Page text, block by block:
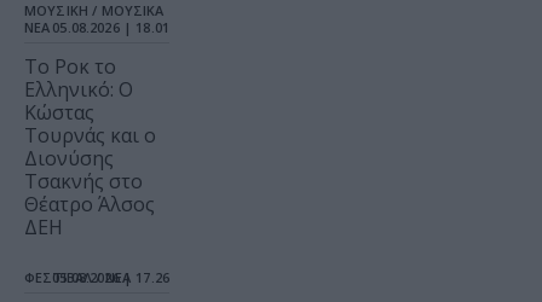
ΜΟΥΣΙΚΗ / ΜΟΥΣΙΚΑ
ΝΕΑ 05.08.2026 | 18.01
Το Ροκ το
Ελληνικό: Ο
Κώστας
Τουρνάς και ο
Διονύσης
Τσακνής στο
Θέατρο Άλσος
ΔΕΗ
ΦΕΣΤΙΒΑΛ / ΝΕΑ
05.08.2026 | 17.26